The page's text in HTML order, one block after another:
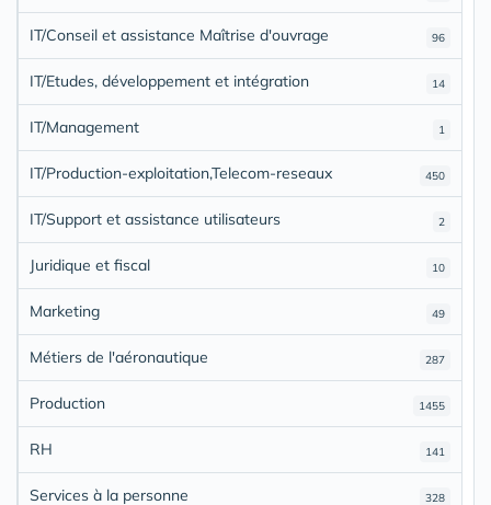
96
IT/Conseil et assistance Maîtrise d'ouvrage
14
IT/Etudes, développement et intégration
1
IT/Management
450
IT/Production-exploitation,Telecom-reseaux
2
IT/Support et assistance utilisateurs
10
Juridique et fiscal
49
Marketing
287
Métiers de l'aéronautique
1455
Production
141
RH
328
Services à la personne